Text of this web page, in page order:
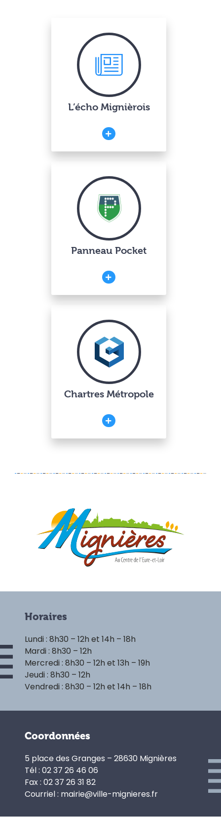
L’écho Mignièrois
Panneau Pocket
Chartres Métropole
Horaires
Lundi : 8h30 – 12h et 14h – 18h
Mardi : 8h30 – 12h
Mercredi : 8h30 – 12h et 13h – 19h
Jeudi : 8h30 – 12h
Vendredi : 8h30 – 12h et 14h – 18h
Coordonnées
5 place des Granges – 28630 Mignières
Tél : 02 37 26 46 06
Fax : 02 37 26 31 82
Courriel : mairie@ville-mignieres.fr